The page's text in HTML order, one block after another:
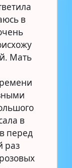
в
Мать
в
перед
раз